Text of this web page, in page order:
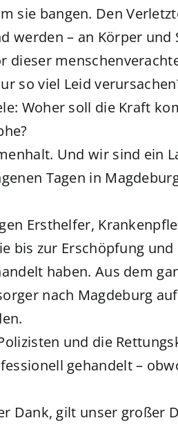
sie bangen. Den
werden – an Körper und
dieser
so viel Leid
Woher soll die Kraft
Und wir sind ein
Tagen in
Ersthelfer,
bis zur Erschöpfung
haben. Aus dem
nach Magdeburg
und die
gehandelt –
Dank, gilt unser großer